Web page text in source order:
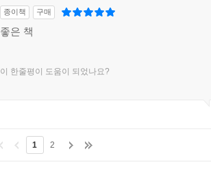
종이책 구매
좋은 책
이 한줄평이 도움이 되었나요?
1 2